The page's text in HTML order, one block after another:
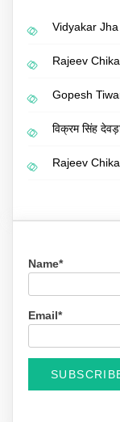
Vidyakar Jha
Rajeev
Gopesh
विक्रम सिंह
Rajeev
Name*
Email*